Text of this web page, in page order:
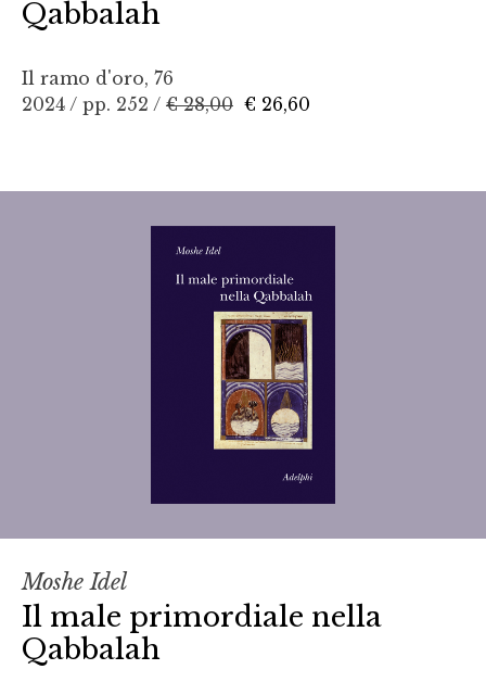
Qabbalah
Il ramo d'oro, 76
2024 / pp. 252 / € 28,00 € 26,60
Moshe Idel
Il male primordiale nella
Qabbalah